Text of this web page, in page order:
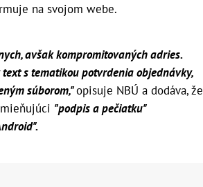
na svojom webe.
avšak kompromitovaných adries.
s tematikou potvrdenia objednávky,
súborom,"opisuje NBÚ a dodáva, že
"podpis a pečiatku"